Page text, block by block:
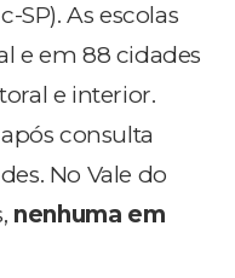
SP). As escolas
e em 88 cidades
e interior.
consulta
No Vale do
nenhuma em